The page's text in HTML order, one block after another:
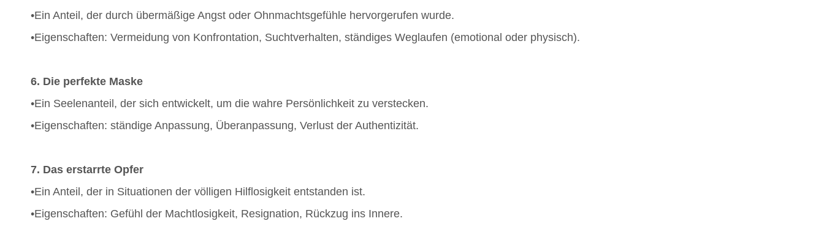
•Ein Anteil, der durch übermäßige Angst oder Ohnmachtsgefühle hervorgerufen wurde.
•Eigenschaften: Vermeidung von Konfrontation, Suchtverhalten, ständiges Weglaufen (emotional oder physisch).
6. Die perfekte Maske
•Ein Seelenanteil, der sich entwickelt, um die wahre Persönlichkeit zu verstecken.
•Eigenschaften: ständige Anpassung, Überanpassung, Verlust der Authentizität.
7. Das erstarrte Opfer
•Ein Anteil, der in Situationen der völligen Hilflosigkeit entstanden ist.
•Eigenschaften: Gefühl der Machtlosigkeit, Resignation, Rückzug ins Innere.